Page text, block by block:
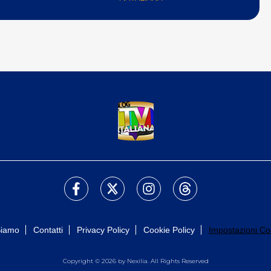
Contatti Privacy Policy Cookie Policy Impostazioni
Copyright © 2026 by Nexilia. All Rights Reserved